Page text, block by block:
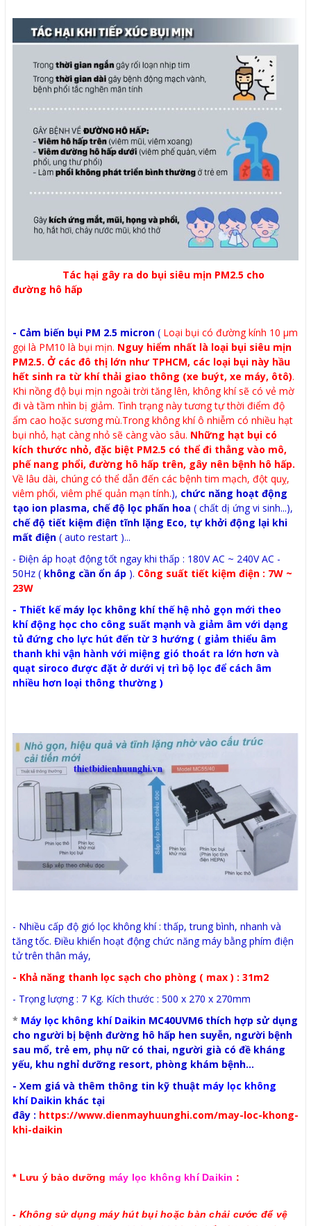
Tác hại gây ra do bụi siêu mịn PM2.5 cho
đường hô hấp
- Cảm biến bụi PM 2.5 micron ( Loại bụi có đường kính 10 μm
gọi là PM10 là bụi mịn. Nguy hiểm nhất là loại bụi siêu mịn
PM2.5. Ở các đô thị lớn như TPHCM, các loại bụi này hầu
hết sinh ra từ khí thải giao thông (xe buýt, xe máy, ôtô).
Khi nồng độ bụi mịn ngoài trời tăng lên, không khí sẽ có vẻ mờ
đi và tầm nhìn bị giảm. Tình trạng này tương tự thời điểm độ
ẩm cao hoặc sương mù.Trong không khí ô nhiễm có nhiều hạt
bụi nhỏ, hạt càng nhỏ sẽ càng vào sâu. Những hạt bụi có
kích thước nhỏ, đặc biệt PM2.5 có thể đi thẳng vào mô,
phế nang phổi, đường hô hấp trên, gây nên bệnh hô hấp.
Về lâu dài, chúng có thể dẫn đến các bệnh tim mạch, đột quỵ,
viêm phổi, viêm phế quản mạn tính.), chức năng hoạt động
tạo ion plasma, chế độ lọc phấn hoa ( chất dị ứng vi sinh...),
chế độ tiết kiệm điện tĩnh lặng Eco, tự khởi động lại khi
mất điện ( auto restart )...
- Điện áp hoạt động tốt ngay khi thấp : 180V AC ~ 240V AC -
50Hz ( không cần ổn áp ). Công suất tiết kiệm điện : 7W ~
23W
- Thiết kế máy lọc không khíthế hệ nhỏ gọn mới theo
khí động học cho công suất mạnh và giảm âm với dạng
tủ đứng cho lực hút đến từ 3 hướng ( giảm thiểu âm
thanh khi vận hành với miệng gió thoát ra lớn hơn và
quạt siroco được đặt ở dưới vị trì bộ lọc để cách âm
nhiều hơn loại thông thường )
- Nhiều cấp độ gió lọc không khí : thấp, trung bình, nhanh và
tăng tốc. Điều khiển hoạt động chức năng máy bằng phím điện
tử trên thân máy,
- Khả năng thanh lọc sạch cho phòng ( max ) : 31m2
- Trọng lượng : 7 Kg. Kích thước : 500 x 270 x 270mm
* Máy lọc không khí Daikin MC40UVM6 thích hợp sử dụng
cho người bị bệnh đường hô hấp hen suyễn, người bệnh
sau mổ, trẻ em, phụ nữ có thai, người già có đề kháng
yếu, khu nghỉ dưỡng resort, phòng khám bệnh...
- Xem giá và thêm thông tin kỹ thuật máy lọc không
khí Daikin khác tại
đây : https://www.dienmayhuunghi.com/may-loc-khong-
khi-daikin
* Lưu ý bảo dưỡng máy lọc không khí Daikin :
- Không sử dụng máy hút bụi hoặc bàn chải cước để vệ